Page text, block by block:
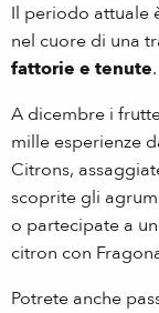
Il periodo attuale
nel cuore di una
fattorie e tenute.
A dicembre i
mille esperienze
Citrons,
scoprite gli
o partecipate a
citron con
Potrete anche